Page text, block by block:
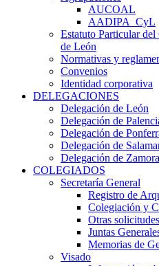
AUCOAL
AADIPA_CyL
Estatuto Particular
de León
Normativas y
Convenios
Identidad corporativa
DELEGACIONES
Delegación de León
Delegación de
Delegación de
Delegación de
Delegación de Zamora
COLEGIADOS
Secretaría General
Registro de
Colegiación y
Otras solicitudes
Juntas
Memorias de
Visado